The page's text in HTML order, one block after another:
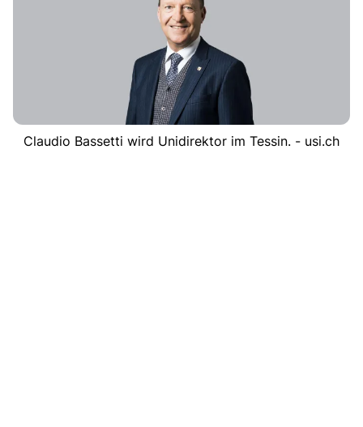
Claudio Bassetti wird Unidirektor im Tessin. - usi.ch